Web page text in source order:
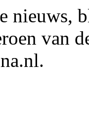
nieuws,
van